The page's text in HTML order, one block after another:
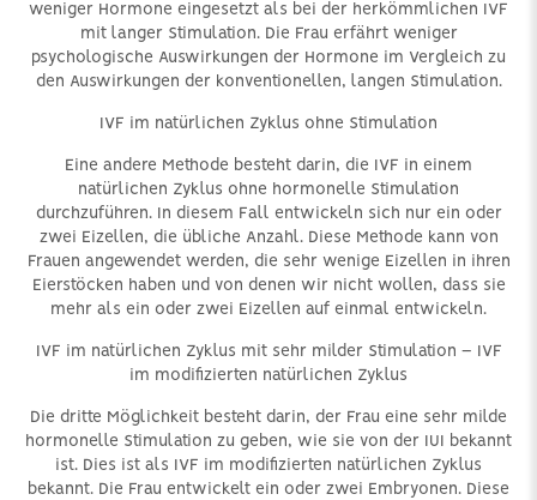
weniger Hormone eingesetzt als bei der herkömmlichen IVF
mit langer Stimulation. Die Frau erfährt weniger
psychologische Auswirkungen der Hormone im Vergleich zu
den Auswirkungen der konventionellen, langen Stimulation.
IVF im natürlichen Zyklus ohne Stimulation
Eine andere Methode besteht darin, die IVF in einem
natürlichen Zyklus ohne hormonelle Stimulation
durchzuführen. In diesem Fall entwickeln sich nur ein oder
zwei Eizellen, die übliche Anzahl. Diese Methode kann von
Frauen angewendet werden, die sehr wenige Eizellen in ihren
Eierstöcken haben und von denen wir nicht wollen, dass sie
mehr als ein oder zwei Eizellen auf einmal entwickeln.
IVF im natürlichen Zyklus mit sehr milder Stimulation – IVF
im modifizierten natürlichen Zyklus
Die dritte Möglichkeit besteht darin, der Frau eine sehr milde
hormonelle Stimulation zu geben, wie sie von der IUI bekannt
ist. Dies ist als IVF im modifizierten natürlichen Zyklus
bekannt. Die Frau entwickelt ein oder zwei Embryonen. Diese